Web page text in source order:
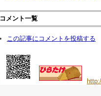
コメント一覧
この記事にコメントを投稿する